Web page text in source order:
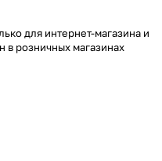
для интернет-магазина и
в розничных магазинах